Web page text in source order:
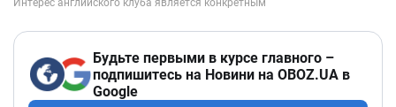
Будьте первыми в курсе главного –
подпишитесь на Новини на OBOZ.UA в
Google